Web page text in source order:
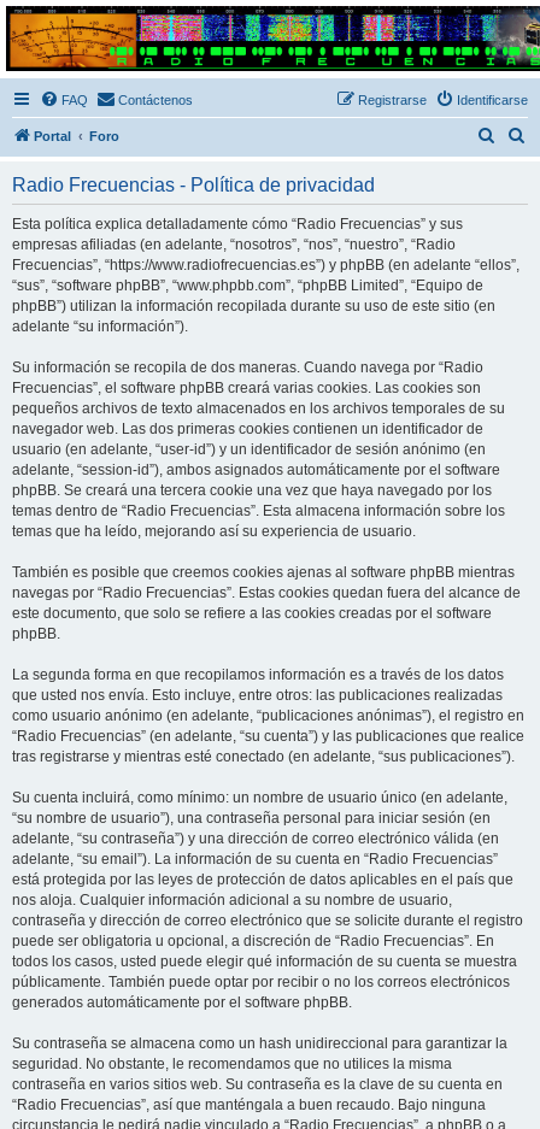
Radio Frecuencias
Foro de Radio Frecuencias
FAQ Contáctenos Identificarse
Registrarse
Portal Foro
Radio Frecuencias - Política de privacidad
Esta política explica detalladamente cómo “Radio Frecuencias” y sus
empresas afiliadas (en adelante, “nosotros”, “nos”, “nuestro”, “Radio
Frecuencias”, “https://www.radiofrecuencias.es”) y phpBB (en adelante “ellos”,
“sus”, “software phpBB”, “www.phpbb.com”, “phpBB Limited”, “Equipo de
phpBB”) utilizan la información recopilada durante su uso de este sitio (en
adelante “su información”).
Su información se recopila de dos maneras. Cuando navega por “Radio
Frecuencias”, el software phpBB creará varias cookies. Las cookies son
pequeños archivos de texto almacenados en los archivos temporales de su
navegador web. Las dos primeras cookies contienen un identificador de
usuario (en adelante, “user-id”) y un identificador de sesión anónimo (en
adelante, “session-id”), ambos asignados automáticamente por el software
phpBB. Se creará una tercera cookie una vez que haya navegado por los
temas dentro de “Radio Frecuencias”. Esta almacena información sobre los
temas que ha leído, mejorando así su experiencia de usuario.
También es posible que creemos cookies ajenas al software phpBB mientras
navegas por “Radio Frecuencias”. Estas cookies quedan fuera del alcance de
este documento, que solo se refiere a las cookies creadas por el software
phpBB.
La segunda forma en que recopilamos información es a través de los datos
que usted nos envía. Esto incluye, entre otros: las publicaciones realizadas
como usuario anónimo (en adelante, “publicaciones anónimas”), el registro en
“Radio Frecuencias” (en adelante, “su cuenta”) y las publicaciones que realice
tras registrarse y mientras esté conectado (en adelante, “sus publicaciones”).
Su cuenta incluirá, como mínimo: un nombre de usuario único (en adelante,
“su nombre de usuario”), una contraseña personal para iniciar sesión (en
adelante, “su contraseña”) y una dirección de correo electrónico válida (en
adelante, “su email”). La información de su cuenta en “Radio Frecuencias”
está protegida por las leyes de protección de datos aplicables en el país que
nos aloja. Cualquier información adicional a su nombre de usuario,
contraseña y dirección de correo electrónico que se solicite durante el registro
puede ser obligatoria u opcional, a discreción de “Radio Frecuencias”. En
todos los casos, usted puede elegir qué información de su cuenta se muestra
públicamente. También puede optar por recibir o no los correos electrónicos
generados automáticamente por el software phpBB.
Su contraseña se almacena como un hash unidireccional para garantizar la
seguridad. No obstante, le recomendamos que no utilices la misma
contraseña en varios sitios web. Su contraseña es la clave de su cuenta en
“Radio Frecuencias”, así que manténgala a buen recaudo. Bajo ninguna
circunstancia le pedirá nadie vinculado a “Radio Frecuencias”, a phpBB o a